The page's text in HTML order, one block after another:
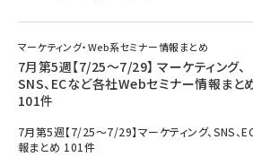
マーケティング・Web系セミナー情報まとめ
7月第5週【7/25～7/29】 マーケティング、
SNS、ECなど各社Webセミナー情報まと
101件
7月第5週【7/25～7/29】マーケティング、SNS
報まとめ 101件